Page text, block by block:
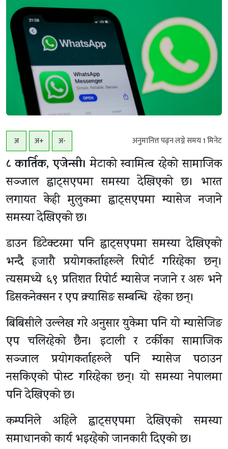
अ अ+ अ- अनुमानित्त पढ्न लग्ने समय1मिनेट
८ कार्तिक, एजेन्सी। मेटाको स्वामित्व रहेको सामाजिक
सञ्जाल ह्वाट्सएपमा समस्या देखिएको छ। भारत
लगायत केही मुलुकमा ह्वाट्सएपमा म्यासेज नजाने
समस्या देखिएको छ।
डाउन डिटेक्टरमा पनि ह्वाट्सएपमा समस्या देखिएको
भन्दै हजाराै प्रयोगकर्ताहरूले रिपोर्ट गरिरहेका छन्।
त्यसमध्ये ६९ प्रतिशत रिपोर्ट म्यासेज नजाने र अरू भने
डिसकनेक्सन र एप क्र्यासिङ सम्बन्धि रहेका छन्।
बिबिसीले उल्लेख गरे अनुसार युकेमा पनि यो म्यासेजिङ
एप चलिरहेको छैन। इटाली र टर्कीका सामाजिक
सञ्जाल प्रयोगकर्ताहरूले पनि म्यासेज पठाउन
नसकिएको पोस्ट गरिरहेका छन्। यो समस्या नेपालमा
पनि देखिएको छ।
कम्पनिले अहिले ह्वाट्सएपमा देखिएको समस्या
समाधानको कार्य भइरहेको जानकारी दिएको छ।